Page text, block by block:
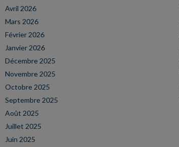
Avril 2026
Mars 2026
Février 2026
Janvier 2026
Décembre 2025
Novembre 2025
Octobre 2025
Septembre 2025
Août 2025
Juillet 2025
Juin 2025